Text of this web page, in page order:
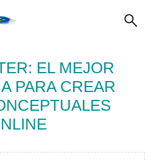
EL MEJOR
PARA CREAR